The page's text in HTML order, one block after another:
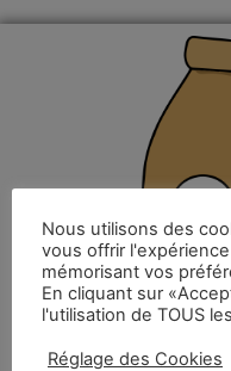
Nous utilisons des
vous offrir
mémorisant vos
En cliquant sur
l'utilisation de TOUS
Réglage des Cookies